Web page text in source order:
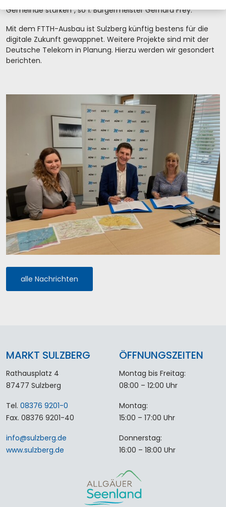
Gemeinde stärken“, so 1. Bürgermeister Gerhard Frey.
Mit dem FTTH-Ausbau ist Sulzberg künftig bestens für die
digitale Zukunft gewappnet. Weitere Projekte sind mit der
Deutsche Telekom in Planung. Hierzu werden wir gesondert
berichten.
alle Nachrichten
MARKT SULZBERG
Rathausplatz 4
87477 Sulzberg
Tel. 08376 9201-0
Fax. 08376 9201-40
info@sulzberg.de
www.sulzberg.de
ÖFFNUNGSZEITEN
Montag bis Freitag:
08:00 – 12:00 Uhr
Montag:
15:00 – 17:00 Uhr
Donnerstag:
16:00 – 18:00 Uhr